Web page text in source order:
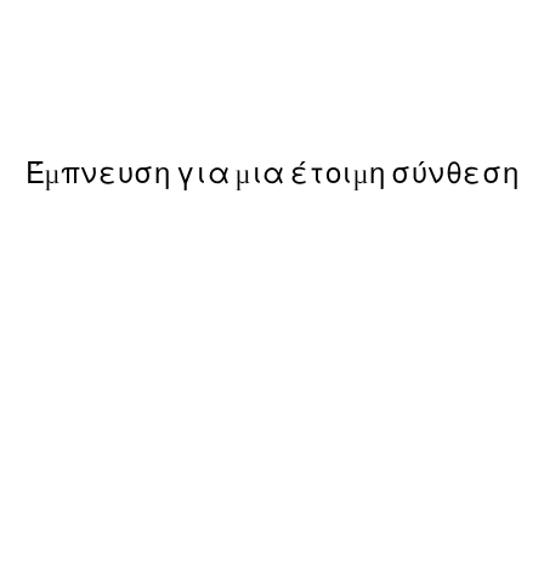
Έμπνευση για μια έτοιμη σύνθεση